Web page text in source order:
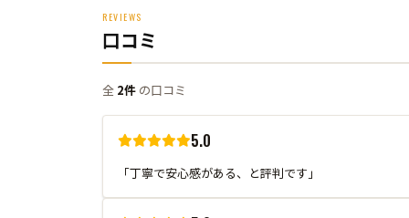
REVIEWS
口コミ
全 2件 の口コミ
5.0
「丁寧で安心感がある、と評判です」